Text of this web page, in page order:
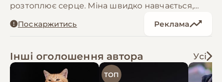
розтоплює серце. Міна швидко навчається,
людьми та дарує море позитиву. Допитлива й
родину. Умовна ДН 18.11.2022. Міна має паспорт,
чип, щеплення, оброблена від паразитів,
стерилізована. Може бути передана за кордон
Поскаржитись Реклама
Інші оголошення автора Усі
ТОП